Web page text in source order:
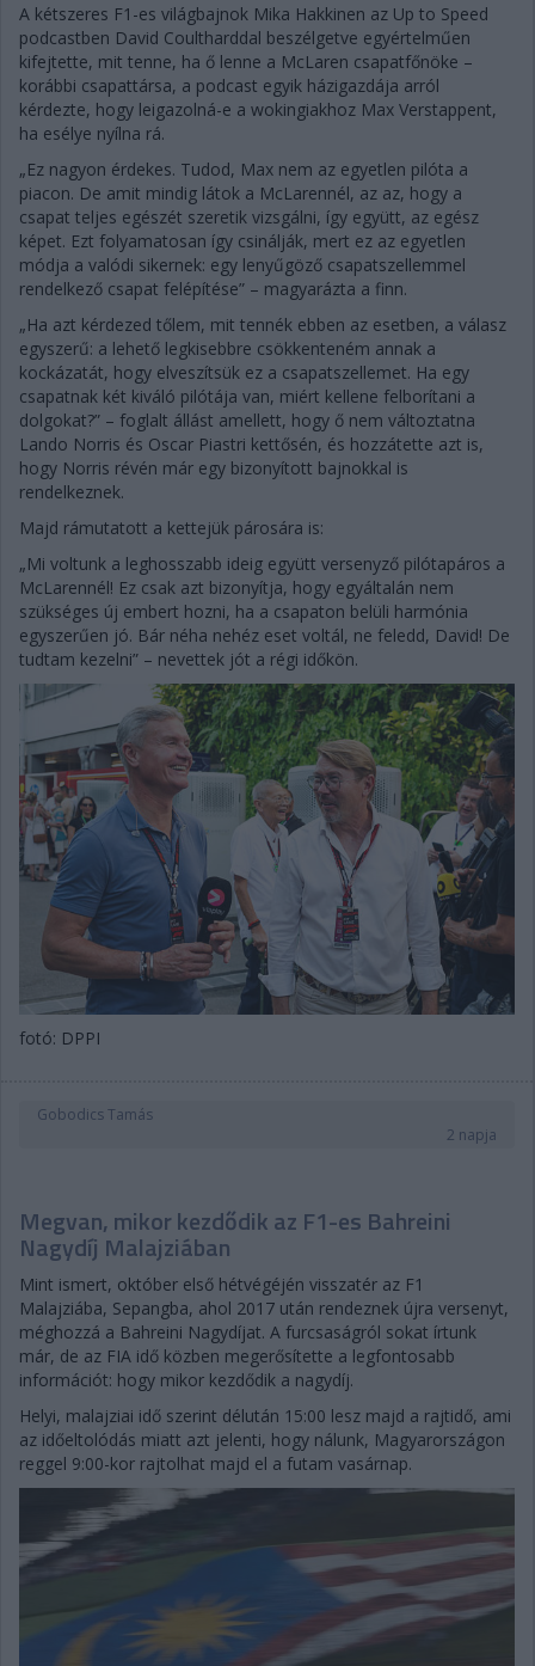
A kétszeres F1-es világbajnok Mika Hakkinen az Up to Speed
podcastben David Coultharddal beszélgetve egyértelműen
kifejtette, mit tenne, ha ő lenne a McLaren csapatfőnöke –
korábbi csapattársa, a podcast egyik házigazdája arról
kérdezte, hogy leigazolná-e a wokingiakhoz Max Verstappent,
ha esélye nyílna rá.
„Ez nagyon érdekes. Tudod, Max nem az egyetlen pilóta a
piacon. De amit mindig látok a McLarennél, az az, hogy a
csapat teljes egészét szeretik vizsgálni, így együtt, az egész
képet. Ezt folyamatosan így csinálják, mert ez az egyetlen
módja a valódi sikernek: egy lenyűgöző csapatszellemmel
rendelkező csapat felépítése” – magyarázta a finn.
„Ha azt kérdezed tőlem, mit tennék ebben az esetben, a válasz
egyszerű: a lehető legkisebbre csökkenteném annak a
kockázatát, hogy elveszítsük ez a csapatszellemet. Ha egy
csapatnak két kiváló pilótája van, miért kellene felborítani a
dolgokat?” – foglalt állást amellett, hogy ő nem változtatna
Lando Norris és Oscar Piastri kettősén, és hozzátette azt is,
hogy Norris révén már egy bizonyított bajnokkal is
rendelkeznek.
Majd rámutatott a kettejük párosára is:
„Mi voltunk a leghosszabb ideig együtt versenyző pilótapáros a
McLarennél! Ez csak azt bizonyítja, hogy egyáltalán nem
szükséges új embert hozni, ha a csapaton belüli harmónia
egyszerűen jó. Bár néha nehéz eset voltál, ne feledd, David! De
tudtam kezelni” – nevettek jót a régi időkön.
fotó: DPPI
Gobodics Tamás
2 napja
Megvan, mikor kezdődik az F1-es Bahreini
Nagydíj Malajziában
Mint ismert, október első hétvégéjén visszatér az F1
Malajziába, Sepangba, ahol 2017 után rendeznek újra versenyt,
méghozzá a Bahreini Nagydíjat. A furcsaságról sokat írtunk
már, de az FIA idő közben megerősítette a legfontosabb
információt: hogy mikor kezdődik a nagydíj.
Helyi, malajziai idő szerint délután 15:00 lesz majd a rajtidő, ami
az időeltolódás miatt azt jelenti, hogy nálunk, Magyarországon
reggel 9:00-kor rajtolhat majd el a futam vasárnap.